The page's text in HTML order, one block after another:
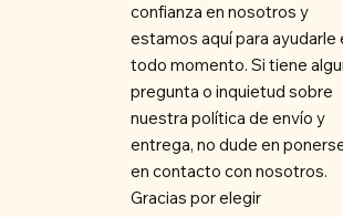
confianza en nosotros y
estamos aquí para ayudarle
todo momento. Si tiene
pregunta o inquietud sobre
nuestra política de envío y
entrega, no dude en
en contacto con nosotros.
Gracias por elegir